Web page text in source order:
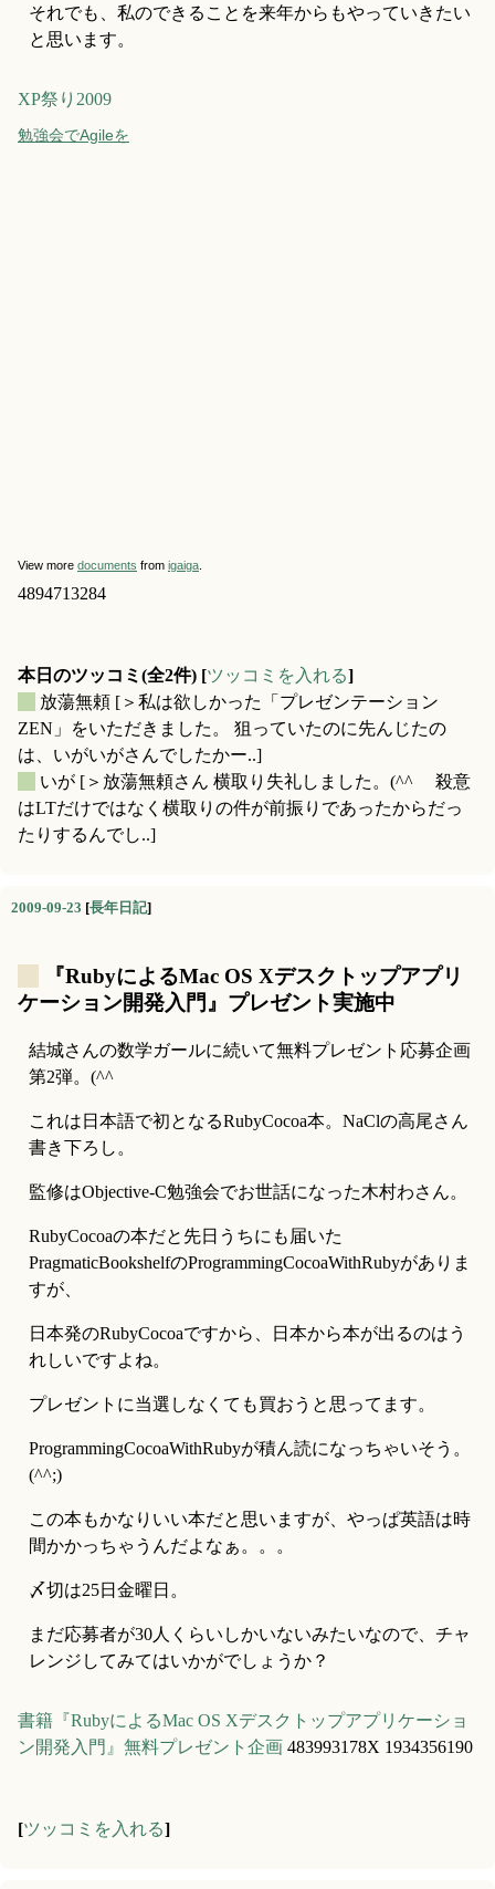
それでも、私のできることを来年からもやっていきたい
と思います。
XP祭り2009
勉強会でAgileを
View more documents from igaiga
4894713284
本日のツッコミ(全2件) [ツッコミを入れる]
放蕩無頼 [＞私は欲しかった「プレゼンテーション
ZEN」をいただきました。 狙っていたのに先んじたの
は、いがいがさんでしたかー..]
いが [＞放蕩無頼さん 横取り失礼しました。(^^ゞ 殺意
はLTだけではなく横取りの件が前振りであったからだっ
たりするんでし..]
2009-09-23 [長年日記]
『RubyによるMac OS Xデスクトップアプリ
ケーション開発入門』プレゼント実施中
結城さんの数学ガールに続いて無料プレゼント応募企画
第2弾。(^^ゞ
これは日本語で初となるRubyCocoa本。NaClの高尾さん
書き下ろし。
監修はObjective-C勉強会でお世話になった木村わさん。
RubyCocoaの本だと先日うちにも届いた
PragmaticBookshelfのProgrammingCocoaWithRubyがありま
すが、
日本発のRubyCocoaですから、日本から本が出るのはう
れしいですよね。
プレゼントに当選しなくても買おうと思ってます。
ProgrammingCocoaWithRubyが積ん読になっちゃいそう。
(^^;)
この本もかなりいい本だと思いますが、やっぱ英語は時
間かかっちゃうんだよなぁ。。。
〆切は25日金曜日。
まだ応募者が30人くらいしかいないみたいなので、チャ
レンジしてみてはいかがでしょうか？
書籍『RubyによるMac OS Xデスクトップアプリケーショ
ン開発入門』無料プレゼント企画 483993178X 1934356190
[ツッコミを入れる]